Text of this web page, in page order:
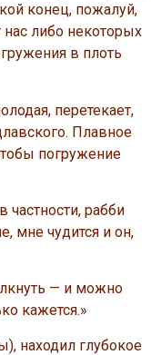
конец, пожалуй,
нас либо некоторых
в плоть
перетекает,
Плавное
погружение
частности, рабби
мне чудится и он,
— и можно
кажется.»
находил глубокое